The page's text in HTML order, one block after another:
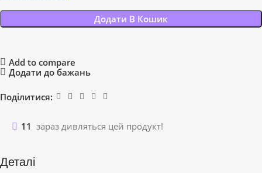
Додати В Кошик
Add to compare
Додати до бажань
Поділитися:
11 зараз дивляться цей продукт!
Деталі